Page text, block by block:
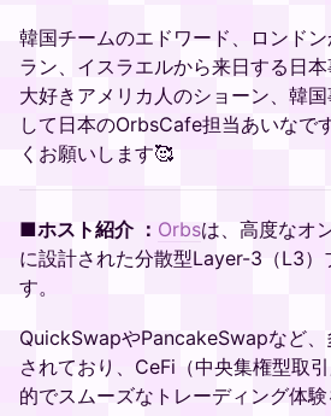
韓国チームのエドワード、ロンド
ラン、イスラエルから来日する日
大好きアメリカ人のショーン、韓
して日本のOrbsCafe担当あいなで
くお願いします🥰
■ホスト紹介 ： Orbsは、高度なオ
に設計された分散型Layer-3（L3）
す。
QuickSwapやPancakeSwapなど、
されており、CeFi（中央集権型取
的でスムーズなトレーディング体